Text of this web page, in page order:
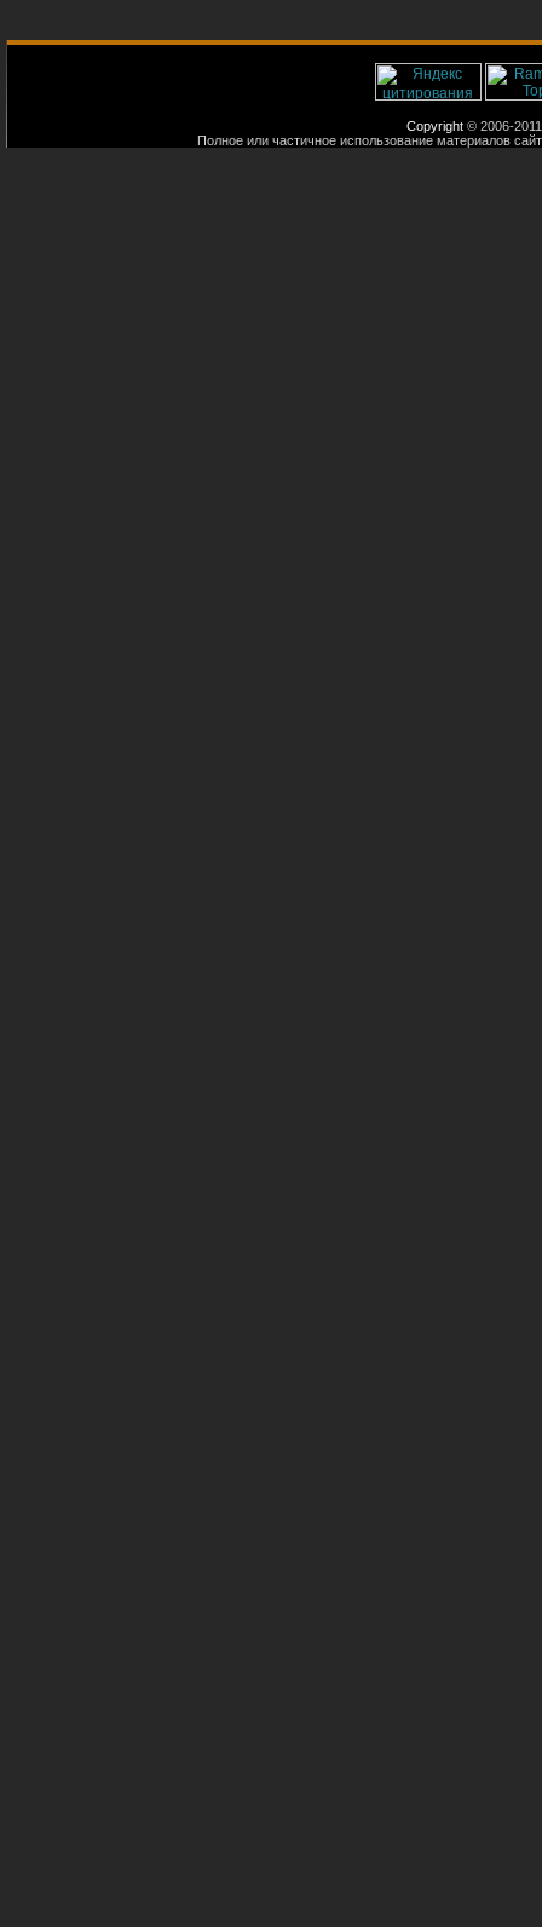
Copyright © 2006-
Полное или частичное использование материалов